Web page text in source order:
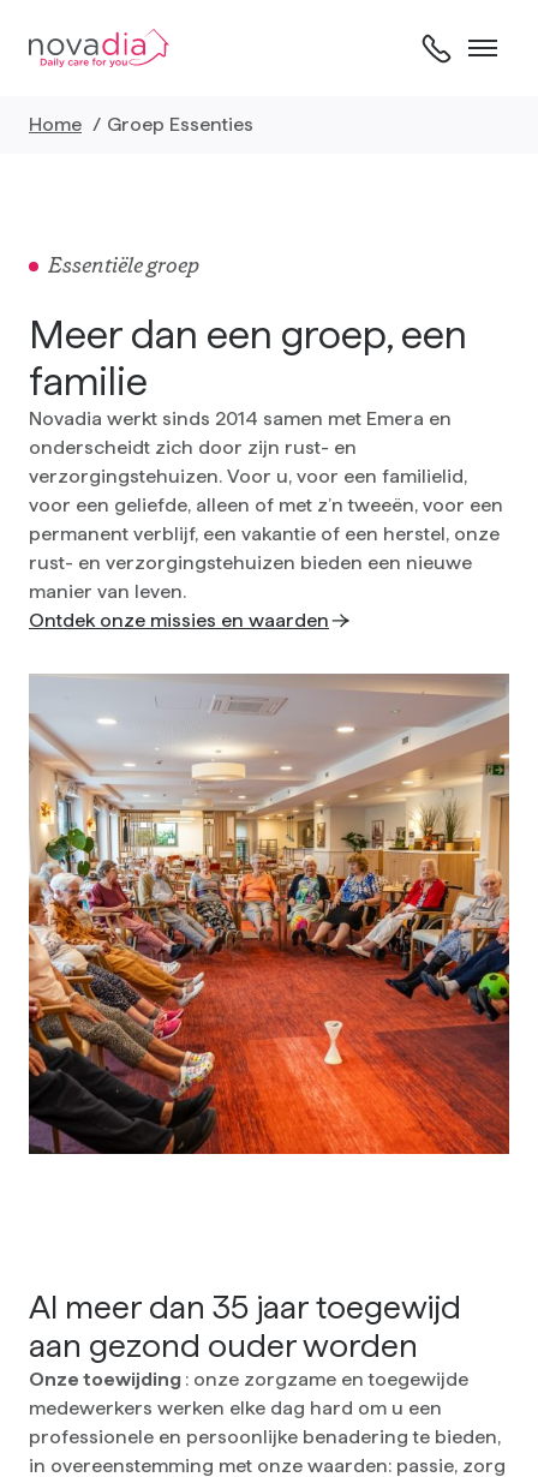
content
Home Groep Essenties
Essentiële groep
Meer dan een groep, een
familie
Novadia werkt sinds 2014 samen met Emera en
onderscheidt zich door zijn rust- en
verzorgingstehuizen. Voor u, voor een familielid,
voor een geliefde, alleen of met z’n tweeën, voor een
permanent verblijf, een vakantie of een herstel, onze
rust- en verzorgingstehuizen bieden een nieuwe
manier van leven.
Ontdek onze missies en waarden
Al meer dan 35 jaar toegewijd
aan gezond ouder worden
Onze toewijding : onze zorgzame en toegewijde
medewerkers werken elke dag hard om u een
professionele en persoonlijke benadering te bieden,
in overeenstemming met onze waarden: passie, zorg